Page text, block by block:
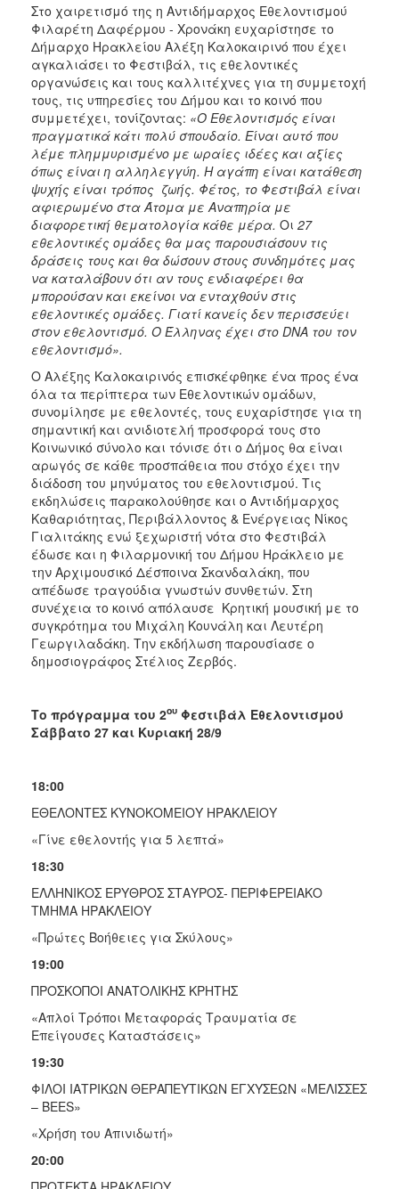
Στο χαιρετισμό της η Αντιδήμαρχος Εθελοντισμού
Φιλαρέτη Δαφέρμου - Χρονάκη ευχαρίστησε το
Δήμαρχο Ηρακλείου Αλέξη Καλοκαιρινό που έχει
αγκαλιάσει το Φεστιβάλ, τις εθελοντικές
οργανώσεις και τους καλλιτέχνες για τη συμμετοχή
τους, τις υπηρεσίες του Δήμου και το κοινό που
συμμετέχει, τονίζοντας: «Ο Εθελοντισμός είναι
πραγματικά κάτι πολύ σπουδαίο. Είναι αυτό που
λέμε πλημμυρισμένο με ωραίες ιδέες και αξίες
όπως είναι η αλληλεγγύη. Η αγάπη είναι κατάθεση
ψυχής είναι τρόπος ζωής. Φέτος, το Φεστιβάλ είναι
αφιερωμένο στα Άτομα με Αναπηρία με
διαφορετική θεματολογία κάθε μέρα. Οι 27
εθελοντικές ομάδες θα μας παρουσιάσουν τις
δράσεις τους και θα δώσουν στους συνδημότες μας
να καταλάβουν ότι αν τους ενδιαφέρει θα
μπορούσαν και εκείνοι να ενταχθούν στις
εθελοντικές ομάδες. Γιατί κανείς δεν περισσεύει
στον εθελοντισμό. Ο Έλληνας έχει στο DNA του τον
εθελοντισμό».
Ο Αλέξης Καλοκαιρινός επισκέφθηκε ένα προς ένα
όλα τα περίπτερα των Εθελοντικών ομάδων,
συνομίλησε με εθελοντές, τους ευχαρίστησε για τη
σημαντική και ανιδιοτελή προσφορά τους στο
Κοινωνικό σύνολο και τόνισε ότι ο Δήμος θα είναι
αρωγός σε κάθε προσπάθεια που στόχο έχει την
διάδοση του μηνύματος του εθελοντισμού. Τις
εκδηλώσεις παρακολούθησε και ο Αντιδήμαρχος
Καθαριότητας, Περιβάλλοντος & Ενέργειας Νίκος
Γιαλιτάκης ενώ ξεχωριστή νότα στο Φεστιβάλ
έδωσε και η Φιλαρμονική του Δήμου Ηράκλειο με
την Αρχιμουσικό Δέσποινα Σκανδαλάκη, που
απέδωσε τραγούδια γνωστών συνθετών. Στη
συνέχεια το κοινό απόλαυσε Κρητική μουσική με το
συγκρότημα του Μιχάλη Κουνάλη και Λευτέρη
Γεωργιλαδάκη. Την εκδήλωση παρουσίασε ο
δημοσιογράφος Στέλιος Ζερβός.
Το πρόγραμμα του 2ου Φεστιβάλ Εθελοντισμού
Σάββατο 27 και Κυριακή 28/9
18:00
ΕΘΕΛΟΝΤΕΣ ΚΥΝΟΚΟΜΕΙΟΥ ΗΡΑΚΛΕΙΟΥ
«Γίνε εθελοντής για 5 λεπτά»
18:30
ΕΛΛΗΝΙΚΟΣ ΕΡΥΘΡΟΣ ΣΤΑΥΡΟΣ- ΠΕΡΙΦΕΡΕΙΑΚΟ
ΤΜΗΜΑ ΗΡΑΚΛΕΙΟΥ
«Πρώτες Βοήθειες για Σκύλους»
19:00
ΠΡΟΣΚΟΠΟΙ ΑΝΑΤΟΛΙΚΗΣ ΚΡΗΤΗΣ
«Απλοί Τρόποι Μεταφοράς Τραυματία σε
Επείγουσες Καταστάσεις»
19:30
ΦΙΛΟΙ ΙΑΤΡΙΚΩΝ ΘΕΡΑΠΕΥΤΙΚΩΝ ΕΓΧΥΣΕΩΝ «ΜΕΛΙΣΣΕΣ
– BEES»
«Χρήση του Απινιδωτή»
20:00